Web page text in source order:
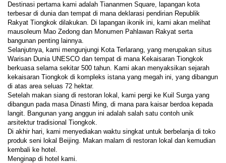
Destinasi pertama kami adalah Tiananmen Square, lapangan kota
terbesar di dunia dan tempat di mana deklarasi pendirian Republik
Rakyat Tiongkok dilakukan. Di lapangan ikonik ini, kami akan melihat
mausoleum Mao Zedong dan Monumen Pahlawan Rakyat serta
bangunan penting lainnya.
Selanjutnya, kami mengunjungi Kota Terlarang, yang merupakan situs
Warisan Dunia UNESCO dan tempat di mana Kekaisaran Tiongkok
berkuasa selama sekitar 500 tahun. Kami akan menyaksikan sejarah
kekaisaran Tiongkok di kompleks istana yang megah ini, yang dibangun
di atas area seluas 72 hektar.
Setelah makan siang di restoran lokal, kami pergi ke Kuil Surga yang
dibangun pada masa Dinasti Ming, di mana para kaisar berdoa kepada
langit. Bangunan yang anggun ini adalah salah satu contoh unik
arsitektur tradisional Tiongkok.
Di akhir hari, kami menyediakan waktu singkat untuk berbelanja di toko
produk seni lokal Beijing. Makan malam di restoran lokal dan kemudian
kembali ke hotel.
Menginap di hotel kami.